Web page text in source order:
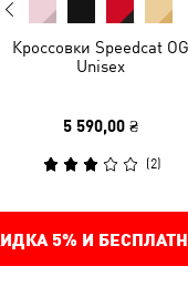
Кроссовки Speedcat OG
Unisex
5 590,00 ₴
(2)
5% И